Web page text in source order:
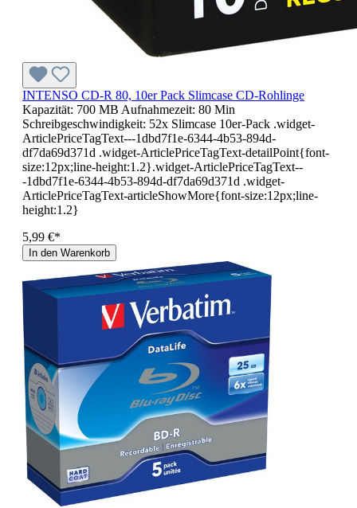
INTENSO CD-R 80, 10er Pack Slimcase CD-Rohlinge
Kapazität: 700 MB Aufnahmezeit: 80 Min
Schreibgeschwindigkeit: 52x Slimcase 10er-Pack .widget-
ArticlePriceTagText---1dbd7f1e-6344-4b53-894d-
df7da69d371d .widget-ArticlePriceTagText-detailPoint{font-
size:12px;line-height:1.2}.widget-ArticlePriceTagText--
-1dbd7f1e-6344-4b53-894d-df7da69d371d .widget-
ArticlePriceTagText-articleShowMore{font-size:12px;line-
height:1.2}
5,99 €*
In den Warenkorb